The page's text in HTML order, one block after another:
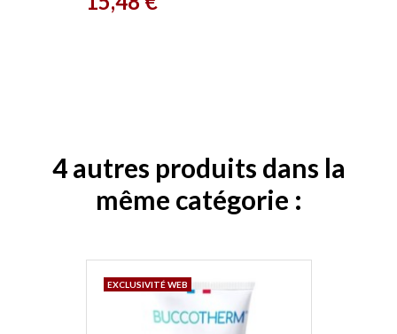
4 autres produits dans la
même catégorie :
EXCLUSIVITÉ WEB